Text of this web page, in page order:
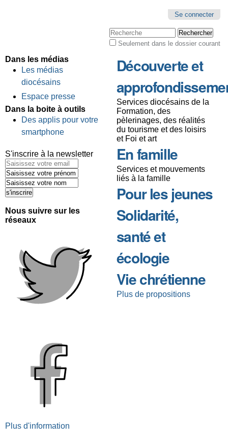
Se connecter
Chercher par
Seulement dans le dossier courant
Dans les médias
Les médias
diocésains
Espace presse
Dans la boite à outils
Des applis pour votre
smartphone
S'inscrire à la newsletter
Nous suivre sur les
réseaux
Plus d'information
Découverte et
Services diocésains de la
Formation, des
pèlerinages, des réalités
du tourisme et des loisirs
et Foi et art
En famille
Services et mouvements
liés à la famille
Pour les jeunes
Solidarité,
santé et
écologie
Vie chrétienne
Plus de propositions